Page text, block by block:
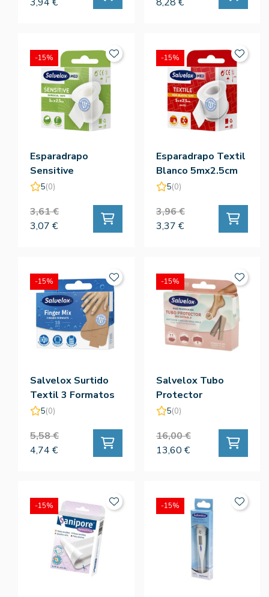
Esparadrapo
Sensitive
5mx2.5cm
5(0)
3,61 €
3,07 €
-15%
Esparadrapo Textil
Blanco 5mx2.5cm
5(0)
3,96 €
3,37 €
-15%
Salvelox Surtido
Textil 3 Formatos
5(0)
5,58 €
4,74 €
-15%
Salvelox Tubo
Protector
Recortable 15cm
5(0)
16,00 €
13,60 €
-15%
-15% -15%